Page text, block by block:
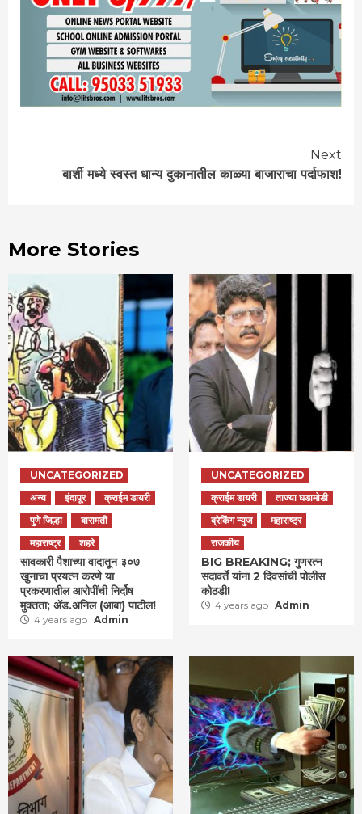
Continue
Next
बार्शी मध्ये स्वस्त धान्य दुकानातील काळ्या बाजाराचा पर्दाफाश!
More Stories
UNCATEGORIZED
अन्य
इंदापूर
क्राईम डायरी
पुणे जिल्हा
बारामती
महाराष्ट्र
शहरे
सावकारी पैशाच्या वादातून ३०७
खुनाचा प्रयत्न करणे या
प्रकरणातील आरोपींची निर्दोष
मुक्तता; ॲड.अनिल (आबा) पाटील!
4 years ago Admin
UNCATEGORIZED
क्राईम डायरी
ताज्या घडामोडी
ब्रेकिंग न्युज
महाराष्ट्र
राजकीय
BIG BREAKING; गुणरत्न
सदावर्ते यांना 2 दिवसांची पोलीस
कोठडी!
4 years ago Admin